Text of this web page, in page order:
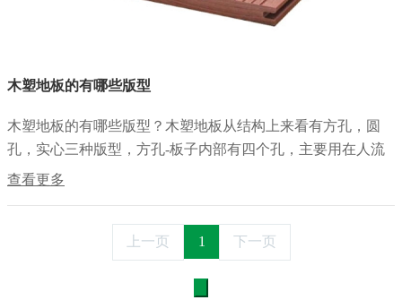
木塑地板的有哪些版型
木塑地板的有哪些版型？木塑地板从结构上来看有方孔，圆
孔，实心三种版型，方孔-板子内部有四个孔，主要用在人流
量少的地方，比如别墅庭院，阳台会所等，圆孔-板子内部有6
查看更多
上一页 1 下一页